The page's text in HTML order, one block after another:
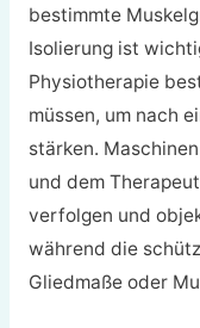
bestimmte
Isolierung ist
Physiotherapie
müssen, um nach
stärken.
und dem
verfolgen und
während die
Gliedmaße oder